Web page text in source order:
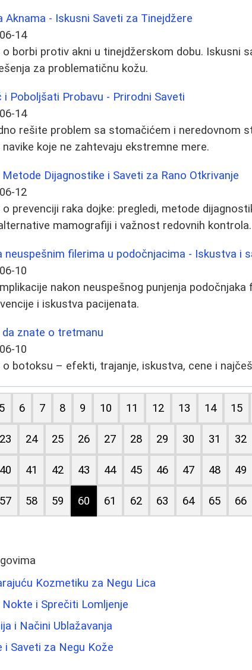
Aknama - Iskusni Saveti za Tinejdžere
14
borbi protiv akni u tinejdžerskom dobu. Iskusni
za problematičnu kožu.
Poboljšati Probavu - Prirodni Saveti
14
rešite problem sa stomačićem i neredovnom
koje ne zahtevaju ekstremne mere.
Metode Dijagnostike i Saveti za Rano Otkrivanje
12
prevenciji raka dojke: pregledi, metode
mamografiji i važnost redovnih kontrola.
neuspešnim filerima u podočnjacima - Iskustva i
10
nakon neuspešnog punjenja podočnjaka
i iskustva pacijenata.
znate o tretmanu
10
botoksu – efekti, trajanje, iskustva, cene i
5 6 7 8 9 10 11 12 13 14 15
23 24 25 26 27 28 29 30 31 32
40 41 42 43 44 45 46 47 48 49
57 58 59 60 61 62 63 64 65 66
Kozmetiku za Negu Lica
i Sprečiti Lomljenje
i Načini Ublažavanja
i Saveti za Negu Kože